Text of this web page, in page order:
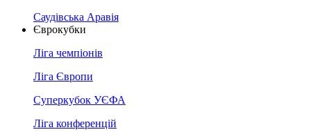
Саудівська Аравія
Єврокубки
Ліга чемпіонів
Ліга Європи
Суперкубок УЄФА
Ліга конференцій